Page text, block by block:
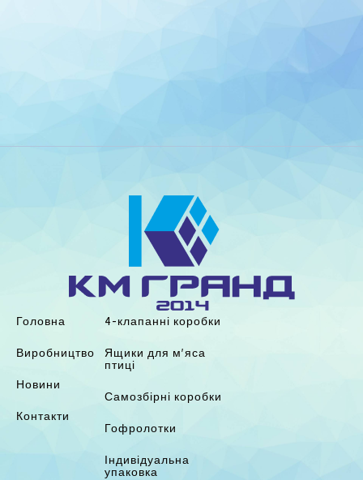
Головна
Виробництво
Новини
Контакти
4-клапанні коробки
Ящики для мʼяса
птиці
Самозбірні коробки
Гофролотки
Індивідуальна
упаковка